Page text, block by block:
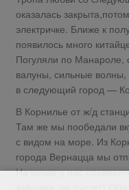
оказалась
электричке. Ближе к
появилось много
Погуляли по Манароле,
валуны, сильные волны,
в следующий город —
В Корнилье от ж/д
Там же мы пообедали
с видом на море. Из
города Вернацца мы
На входе у нас